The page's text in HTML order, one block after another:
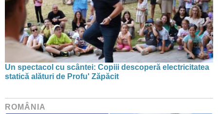
Un spectacol cu scântei: Copiii descoperă electricitatea
statică alături de Profu' Zăpăcit
ROMÂNIA